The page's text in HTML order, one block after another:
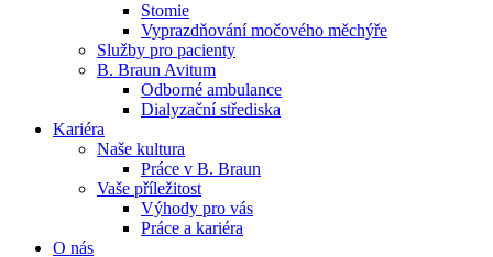
Stomie
Vyprazdňování močového měchýře
Služby pro pacienty
B. Braun Avitum
Odborné ambulance
Dialyzační střediska
Kariéra
Naše kultura
Práce v B. Braun
Vaše příležitost​
Výhody pro vás
Práce a kariéra
O nás